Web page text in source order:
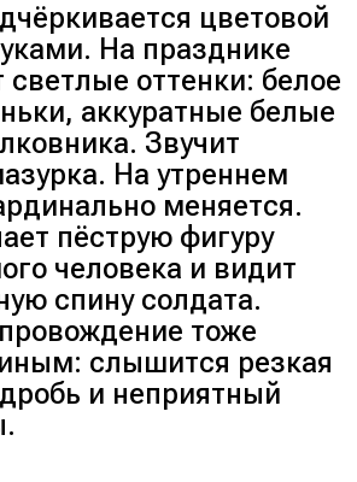
цветовой
На празднике
оттенки: белое
аккуратные белые
Звучит
На утреннем
меняется.
пёструю фигуру
человека и видит
спину солдата.
тоже
слышится резкая
и неприятный